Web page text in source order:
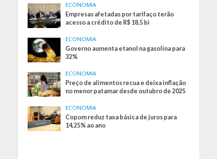
ECONOMIA
Empresas afetadas por tarifaço terão
acesso a crédito de R$ 18,5 bi
ECONOMIA
Governo aumenta etanol na gasolina para
32%
ECONOMIA
Preço de alimentos recua e deixa inflação
no menor patamar desde outubro de 2025
ECONOMIA
Copom reduz taxa básica de juros para
14,25% ao ano